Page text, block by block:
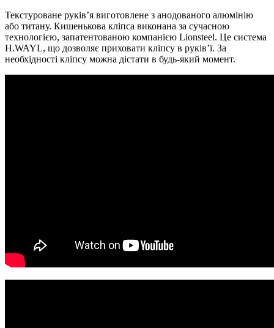
Текстуроване руків’я виготовлене ​​з анодованого алюмінію
або титану. Кишенькова кліпса виконана за сучасною
технологією, запатентованою компанією Lionsteel. Це система
H.WAYL, що дозволяє приховати кліпсу в руків’ї. За
необхідності кліпсу можна дістати в будь-який момент.